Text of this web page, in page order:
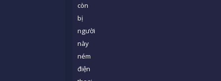
còn
bị
người
này
ném
điện